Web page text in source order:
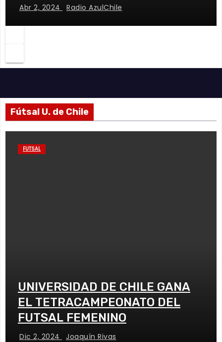
Abr 2, 2024 Radio AzulChile
Fútsal U. de Chile
FUTSAL
UNIVERSIDAD DE CHILE GANA
EL TETRACAMPEONATO DEL
FUTSAL FEMENINO
Dic 2, 2024 Joaquín Rivas